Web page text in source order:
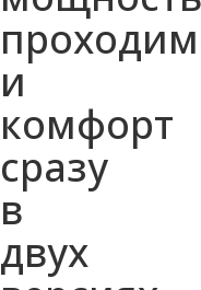
и
комфорт
сразу
в
двух